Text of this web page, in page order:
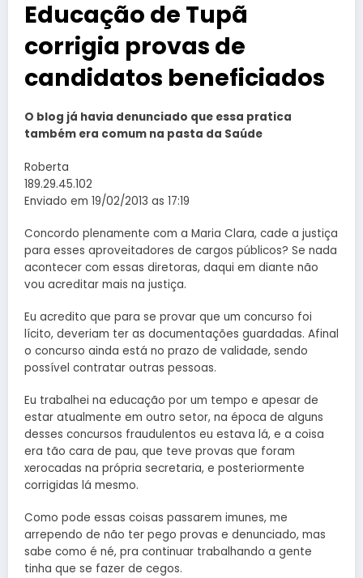
Educação de Tupã
corrigia provas de
candidatos beneficiados
O blog já havia denunciado que essa pratica
também era comum na pasta da Saúde
Roberta
189.29.45.102
Enviado em 19/02/2013 as 17:19
Concordo plenamente com a Maria Clara, cade a justiça
para esses aproveitadores de cargos públicos? Se nada
acontecer com essas diretoras, daqui em diante não
vou acreditar mais na justiça.
Eu acredito que para se provar que um concurso foi
lícito, deveriam ter as documentações guardadas. Afinal
o concurso ainda está no prazo de validade, sendo
possível contratar outras pessoas.
Eu trabalhei na educação por um tempo e apesar de
estar atualmente em outro setor, na época de alguns
desses concursos fraudulentos eu estava lá, e a coisa
era tão cara de pau, que teve provas que foram
xerocadas na própria secretaria, e posteriormente
corrigidas lá mesmo.
Como pode essas coisas passarem imunes, me
arrependo de não ter pego provas e denunciado, mas
sabe como é né, pra continuar trabalhando a gente
tinha que se fazer de cegos.